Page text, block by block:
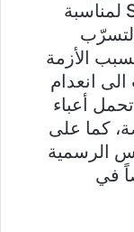
مبادرة STAY IN SCHOOL 2023 لمناسبة
الأزمة
الى انعدام
أعباء
كما على
الرسمية
في